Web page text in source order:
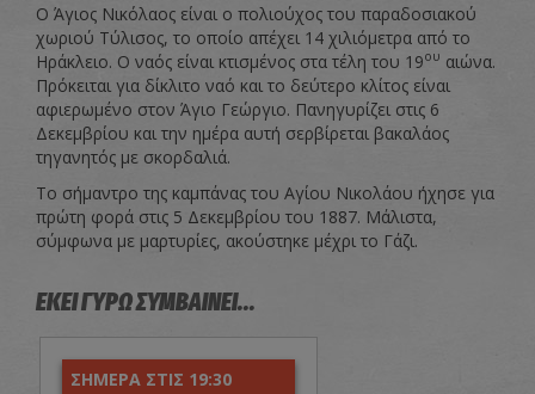
Ο Άγιος Νικόλαος είναι ο πολιούχος του παραδοσιακού
χωριού Τύλισος, το οποίο απέχει 14 χιλιόμετρα από το
Ηράκλειο. Ο ναός είναι κτισμένος στα τέλη του 19ου αιώνα.
Πρόκειται για δίκλιτο ναό και το δεύτερο κλίτος είναι
αφιερωμένο στον Άγιο Γεώργιο. Πανηγυρίζει στις 6
Δεκεμβρίου και την ημέρα αυτή σερβίρεται βακαλάος
τηγανητός με σκορδαλιά.
Το σήμαντρο της καμπάνας του Αγίου Νικολάου ήχησε για
πρώτη φορά στις 5 Δεκεμβρίου του 1887. Μάλιστα,
σύμφωνα με μαρτυρίες, ακούστηκε μέχρι το Γάζι.
ΕΚΕΙ ΓΥΡΩ ΣΥΜΒΑΙΝΕΙ...
ΣΗΜΕΡΑ ΣΤΙΣ 19:30